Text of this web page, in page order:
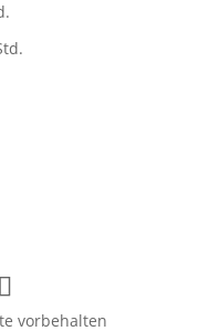
vorbehalten